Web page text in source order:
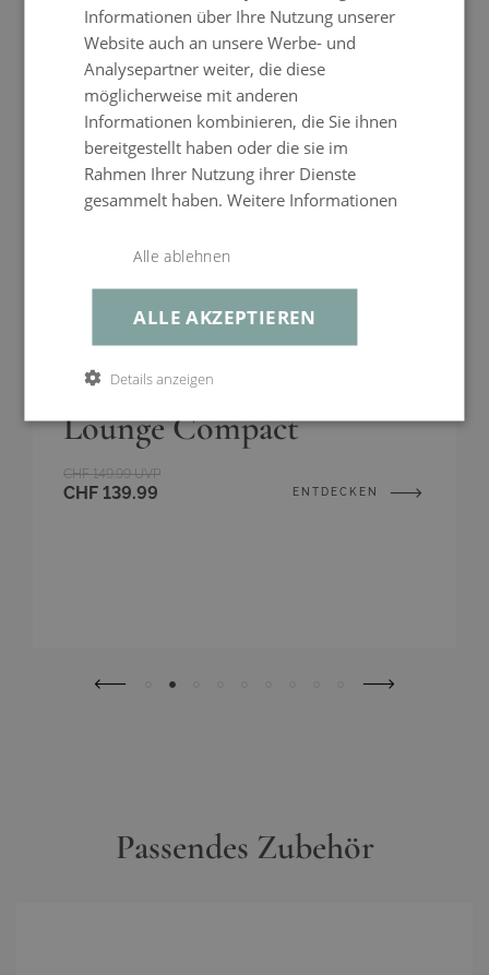
Infos
(Abmessungen)
Abmaße:
1 x Kissen: 70 x 38 x 20 cm
Breite x Tiefe x Höhe
+41800564527
service@living-zone.ch
+41800564527
Line
Abdeckplane Sami
Lounge Compact
CHF 139.99
CHF 149.99 UVP
ENTDECKEN
Passendes Zubehör
Informationen über Ihre Nutzung unserer
Website auch an unsere Werbe- und
Analysepartner weiter, die diese
möglicherweise mit anderen
Informationen kombinieren, die Sie ihnen
bereitgestellt haben oder die sie im
Rahmen Ihrer Nutzung ihrer Dienste
gesammelt haben.Weitere Informationen
ALLE AKZEPTIEREN
Alle ablehnen
Details anzeigen